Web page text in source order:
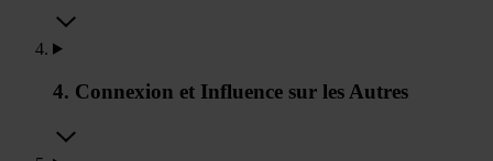
4. Connexion et Influence sur les Autres